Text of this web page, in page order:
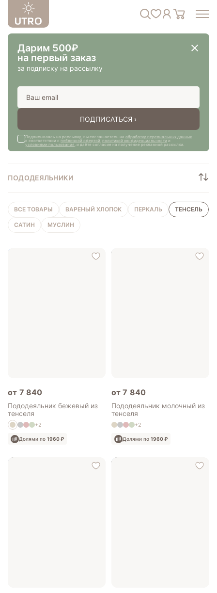
Дарим 500₽
на первый заказ
за подписку на рассылку
ПОДПИСАТЬСЯ ›
Подписываясь на рассылку, вы соглашаетесь наобработку персональных данных
в соответствии спубличной офертой ,политикой конфиденциальностии
условиями пользования, и даёте согласие на получение рекламной рассылки.
ПОДОДЕЯЛЬНИКИ
ВСЕ ТОВАРЫ ВАРЕНЫЙ ХЛОПОК ПЕРКАЛЬ ТЕНСЕЛЬ
САТИН МУСЛИН
от 7 840
Пододеяльник бежевый из
тенселя
+2
Долями по1960 ₽
от 7 840
Пододеяльник молочный из
тенселя
+2
Долями по 1960 ₽